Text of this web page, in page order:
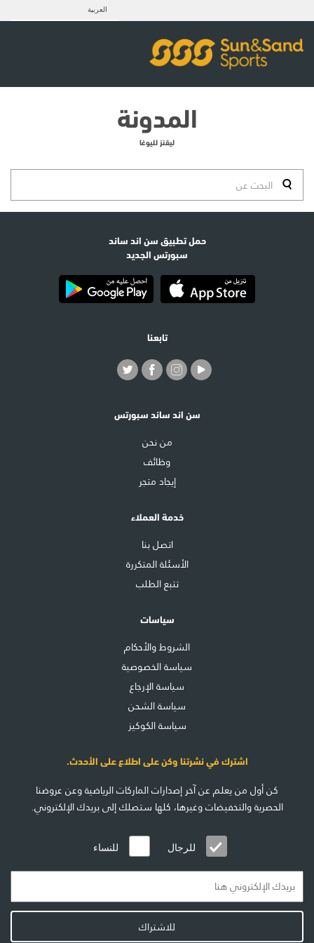
العربية
المدونة
ليقنز لليوغا
حمل تطبيق سن اند ساند
سبورتس الجديد
تابعنا
سن اند ساند سبورتس
من نحن
وظائف
إيجاد متجر
خدمة العملاء
اتصل بنا
الأسئلة المتكررة
تتبع الطلب
سياسات
الشروط والأحكام
سياسة الخصوصية
سياسة الإرجاع
سياسة الشحن
سياسة الكوكيز
اشترك في نشرتنا وكن على اطلاع على الأحدث.
كن أول من يعلم عن آخر إصدارات الماركات الرياضية وعن عروضنا
الحصرية والتخفيضات وغيرها، كلها ستصلك إلى بريدك الإلكتروني.
للرجال للنساء
للاشتراك